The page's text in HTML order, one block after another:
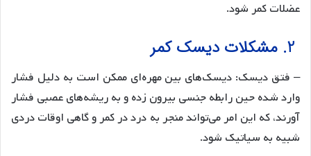
عضلات کمر شود.
– فتق دیسک: دیسک‌های بین مهره‌ای ممکن است به دلیل فشار
وارد شده حین رابطه جنسی بیرون زده و به ریشه‌های عصبی فشار
آورند، که این امر می‌تواند منجر به درد در کمر و گاهی اوقات دردی
شبیه به سیاتیک شود.